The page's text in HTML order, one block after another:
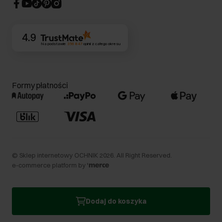
Dodaj do koszyka
4.9
Na podstawie 356 847opinii z całego okresu
Formy płatności
© Sklep internetowy OCHNIK 2026 . All Right Reserved.
e-commerce platform by